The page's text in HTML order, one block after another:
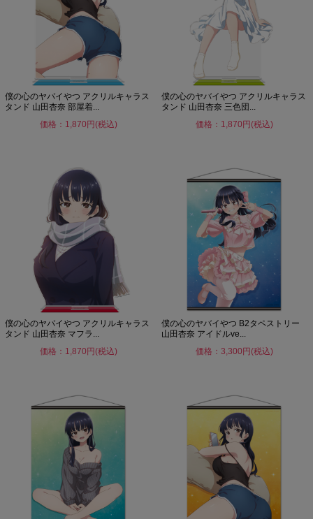
僕の心のヤバイやつ アクリルキャラス
タンド 山田杏奈 部屋着...
価格：1,870円(税込)
僕の心のヤバイやつ アクリルキャラス
タンド 山田杏奈 三色団...
価格：1,870円(税込)
僕の心のヤバイやつ アクリルキャラス
タンド 山田杏奈 マフラ...
価格：1,870円(税込)
僕の心のヤバイやつ B2タペストリー
山田杏奈 アイドルve...
価格：3,300円(税込)